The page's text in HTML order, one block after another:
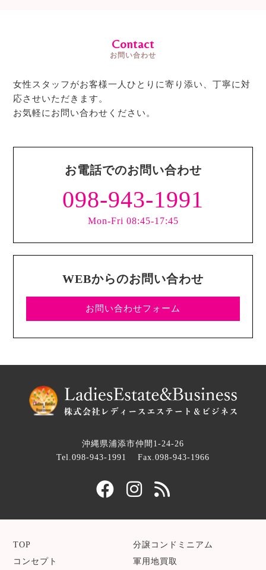
Contact
お問い合わせ
女性スタッフがお客様一人ひとりに寄り添い、丁寧に対
応させいただきます。
お気軽にお問い合わせください。
お電話でのお問い合わせ
098-943-1991
Mon-Fri 08:45-17:45
WEBからのお問い合わせ
お問い合わせフォーム
沖縄県浦添市仲間1-24-26
Tel.098-943-1991
Fax.098-943-1966
TOP
コンセプト
分譲コンドミニアム
軍用地買取